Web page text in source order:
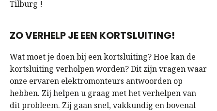
Tilburg !
ZO VERHELP JE EEN KORTSLUITING!
Wat moet je doen bij een kortsluiting? Hoe kan de
kortsluiting verholpen worden? Dit zijn vragen waar
onze ervaren elektromonteurs antwoorden op
hebben. Zij helpen u graag met het verhelpen van
dit probleem. Zij gaan snel, vakkundig en bovenal